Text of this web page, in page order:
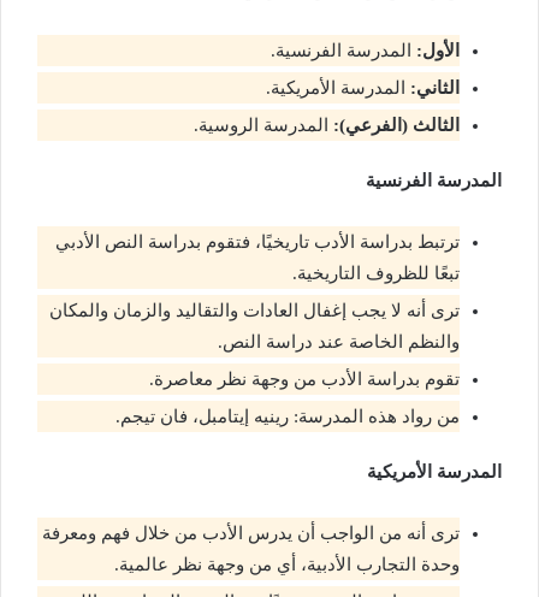
الأول: المدرسة الفرنسية.
الثاني: المدرسة الأمريكية.
الثالث (الفرعي): المدرسة الروسية.
المدرسة الفرنسية
ترتبط بدراسة الأدب تاريخيًا، فتقوم بدراسة النص الأدبي
تبعًا للظروف التاريخية.
ترى أنه لا يجب إغفال العادات والتقاليد والزمان والمكان
والنظم الخاصة عند دراسة النص.
تقوم بدراسة الأدب من وجهة نظر معاصرة.
من رواد هذه المدرسة: رينيه إيتامبل، فان تيجم.
المدرسة الأمريكية
ترى أنه من الواجب أن يدرس الأدب من خلال فهم ومعرفة
وحدة التجارب الأدبية، أي من وجهة نظر عالمية.